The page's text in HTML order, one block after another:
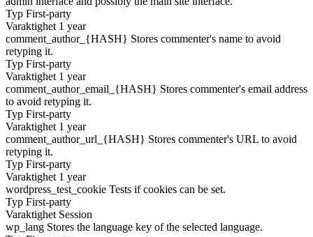
Typ First-party
Varaktighet 1 year
comment_author_{HASH} Stores commenter's name to avoid
retyping it.
Typ First-party
Varaktighet 1 year
comment_author_email_{HASH} Stores commenter's email address
to avoid retyping it.
Typ First-party
Varaktighet 1 year
comment_author_url_{HASH} Stores commenter's URL to avoid
retyping it.
Typ First-party
Varaktighet 1 year
wordpress_test_cookie Tests if cookies can be set.
Typ First-party
Varaktighet Session
wp_lang Stores the language key of the selected language.